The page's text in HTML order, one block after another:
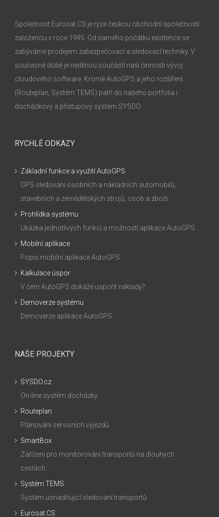
Společnost Eurosat CS je ryze českou obchodní společností
založenou v roce 1995. Od samého počátku existence se
zabýváme prodejem zabezpečovací a sledovací techniky. V
současné době je nedílnou součástí naší činnosti vývoj
cloudového software. Kromě AutoGPS a jeho rozšíření
(Routeplan, Systém TEMS) patří do našeho portfolia i
docházkový a přístupový systém SYSDO.
RYCHLÉ ODKAZY
Základní funkce a využití AutoGPS
GPS sledování osobních a nákladních automobilů,
stavebních a zemědělských strojů, osob a zboží.
Prohlídka systému
Ukázka jednotlivých funkcí a možností aplikace AutoGPS
Mobilní aplikace
Popis mobilní aplikace AutoGPS
Kalkulace úspor
V čem AutoGPS dokáže uspořit náklady?
Demoverze systému
Demoverze aplikace AutoGPS
NAŠE PROJEKTY
SYSDO.cz
On-line systém docházky
Routeplan
Plánování servisních výjezdů
SmartBox
Zařízení pro monitorování transportů na dlouhých
cestách
Systém TEMS
Systém usnadňující sledování transportů
Eurosat CS